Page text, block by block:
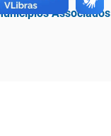
Associados